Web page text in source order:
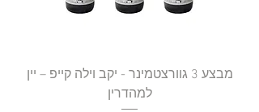
מבצע 3 גוורצטמינר - יקב וילה קייפ – יין
למהדרין